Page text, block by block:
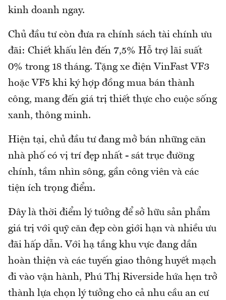
kinh doanh ngay.
Chủ đầu tư còn đưa ra chính sách tài chính ưu
đãi: Chiết khấu lên đến 7,5% Hỗ trợ lãi suất
0% trong 18 tháng. Tặng xe điện VinFast VF3
hoặc VF5 khi ký hợp đồng mua bán thành
công, mang đến giá trị thiết thực cho cuộc sống
xanh, thông minh.
Hiện tại, chủ đầu tư đang mở bán những căn
nhà phố có vị trí đẹp nhất - sát trục đường
chính, tầm nhìn sông, gần công viên và các
tiện ích trọng điểm.
Đây là thời điểm lý tưởng để sở hữu sản phẩm
giá trị với quỹ căn đẹp còn giới hạn và nhiều ưu
đãi hấp dẫn. Với hạ tầng khu vực đang dần
hoàn thiện và các tuyến giao thông huyết mạch
đi vào vận hành, Phú Thị Riverside hứa hẹn trở
thành lựa chọn lý tưởng cho cả nhu cầu an cư